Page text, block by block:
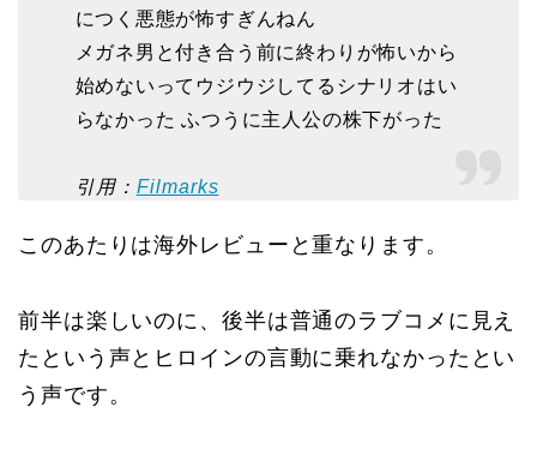
につく悪態が怖すぎんねん
メガネ男と付き合う前に終わりが怖いから
始めないってウジウジしてるシナリオはい
らなかった ふつうに主人公の株下がった
引用： Filmarks
このあたりは海外レビューと重なります。
前半は楽しいのに、後半は普通のラブコメに見え
たという声とヒロインの言動に乗れなかったとい
う声です。